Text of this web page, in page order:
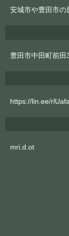
安城市や豊田市の
豊田市中田町前田
https://lin.ee/
mri.d.ot